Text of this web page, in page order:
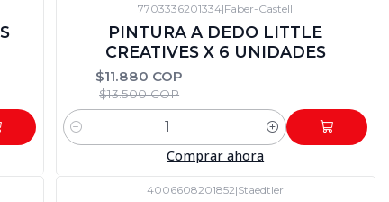
7703336201334|Faber-Castell
PINTURA A DEDO LITTLE
CREATIVES X 6 UNIDADES
$11.880 COP
$13.500 COP
Cantidad
Comprar ahora
4006608201852|Staedtler